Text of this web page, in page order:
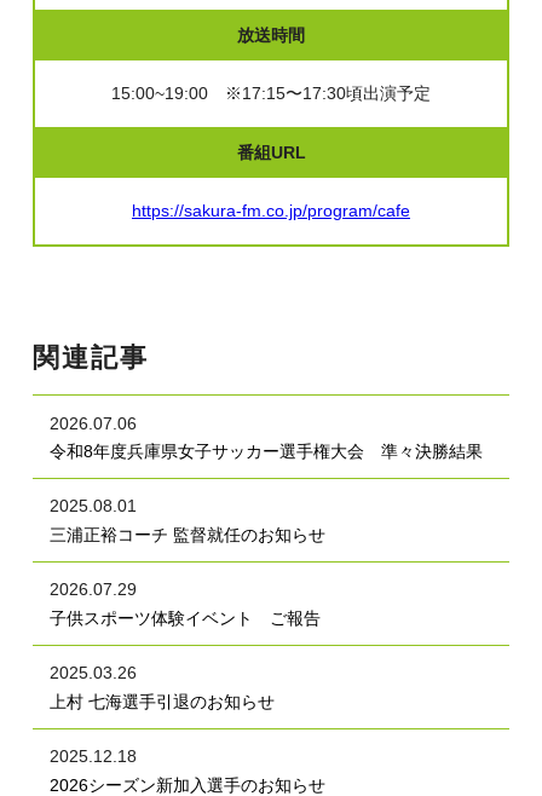
放送時間
15:00~19:00 ※17:15〜17:30頃出演予定
番組URL
https://sakura-fm.co.jp/program/cafe
関連記事
2026.07.06
令和8年度兵庫県女子サッカー選手権大会 準々決勝結果
2025.08.01
三浦正裕コーチ 監督就任のお知らせ
2026.07.29
子供スポーツ体験イベント ご報告
2025.03.26
上村 七海選手引退のお知らせ
2025.12.18
2026シーズン新加入選手のお知らせ